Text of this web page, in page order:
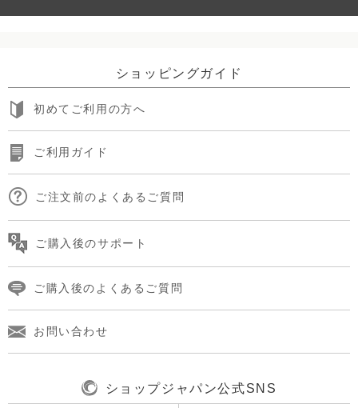
ショッピングガイド
初めてご利用の方へ
ご利用ガイド
ご注文前のよくあるご質問
ご購入後のサポート
ご購入後のよくあるご質問
お問い合わせ
ショップジャパン公式SNS